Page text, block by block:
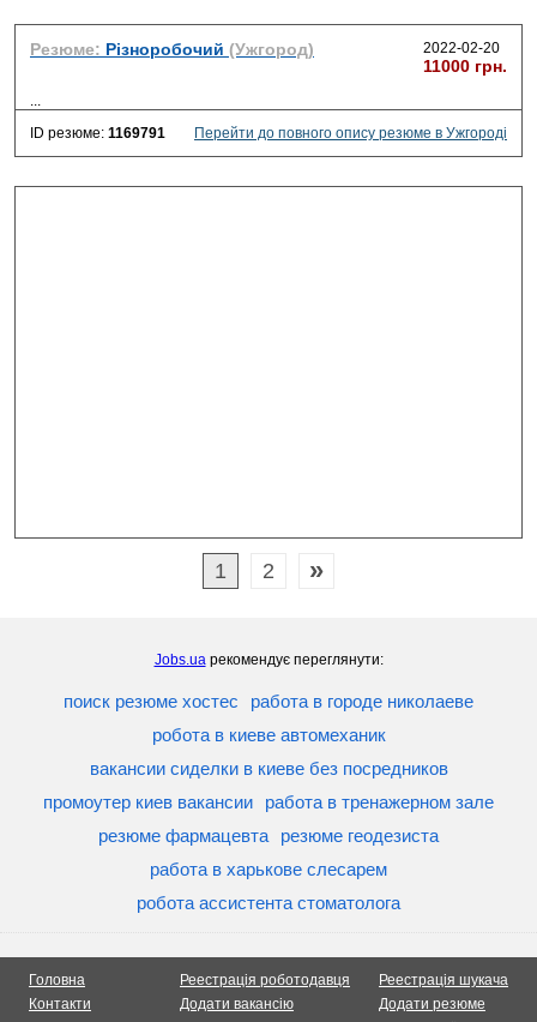
Резюме: Різноробочий (Ужгород) 2022-02-20
11000 грн.
...
ID резюме: 1169791 Перейти до повного опису резюме в Ужгороді
1 2 »
Jobs.uaрекомендує переглянути:
поиск резюме хостес
работа в городе николаеве
робота в киеве автомеханик
вакансии сиделки в киеве без посредников
промоутер киев вакансии
работа в тренажерном зале
резюме фармацевта
резюме геодезиста
работа в харькове слесарем
робота ассистента стоматолога
Головна
Контакти
Реестрація роботодавця
Додати вакансію
Реестрація шукача
Додати резюме